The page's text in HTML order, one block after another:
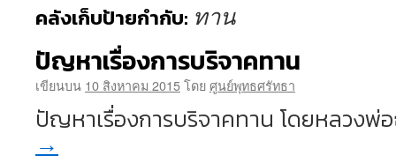
คลังเก็บป้ายกำกับ: ทาน
ปัญหาเรื่องการบริจาคทาน
เขียนบน 10 สิงหาคม 2015โดยศูนย์พุทธศรัทธา
ปัญหาเรื่องการบริจาคทาน โดยหลวงพ่
→